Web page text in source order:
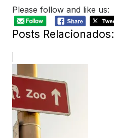
Please follow and like us:
Posts Relacionados: